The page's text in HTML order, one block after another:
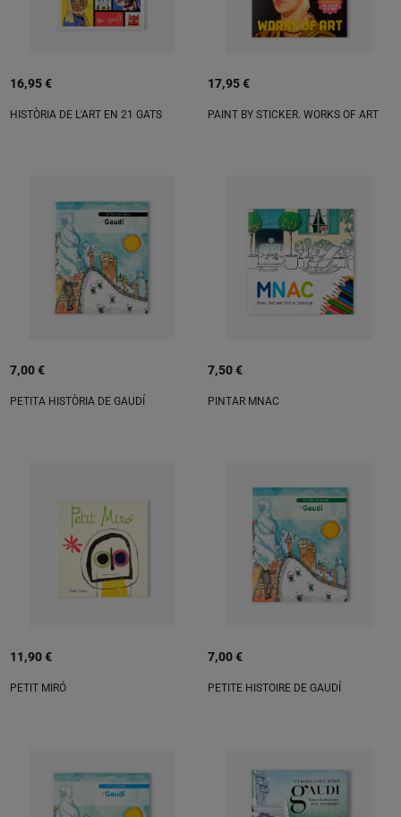
16,95 €
HISTÒRIA DE L'ART EN 21 GATS
17,95 €
PAINT BY STICKER. WORKS OF ART
7,00 €
PETITA HISTÒRIA DE GAUDÍ
7,50 €
PINTAR MNAC
11,90 €
PETIT MIRÓ
7,00 €
PETITE HISTOIRE DE GAUDÍ